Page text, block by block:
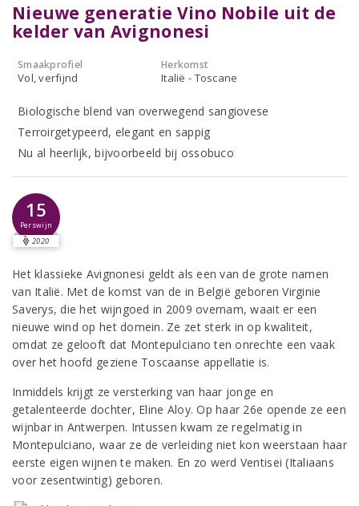
Nieuwe generatie Vino Nobile uit de
kelder van Avignonesi
Smaakprofiel
Vol, verfijnd
Herkomst
Italië - Toscane
Biologische blend van overwegend sangiovese
Terroirgetypeerd, elegant en sappig
Nu al heerlijk, bijvoorbeeld bij ossobuco
15
Perswijn
2020
Het klassieke Avignonesi geldt als een van de grote namen
van Italië. Met de komst van de in België geboren Virginie
Saverys, die het wijngoed in 2009 overnam, waait er een
nieuwe wind op het domein. Ze zet sterk in op kwaliteit,
omdat ze gelooft dat Montepulciano ten onrechte een vaak
over het hoofd geziene Toscaanse appellatie is.
Inmiddels krijgt ze versterking van haar jonge en
getalenteerde dochter, Eline Aloy. Op haar 26e opende ze een
wijnbar in Antwerpen. Intussen kwam ze regelmatig in
Montepulciano, waar ze de verleiding niet kon weerstaan haar
eerste eigen wijnen te maken. En zo werd Ventisei (Italiaans
voor zesentwintig) geboren.